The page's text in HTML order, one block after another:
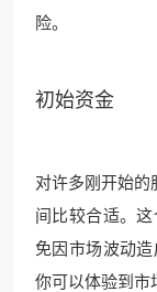
险。
初始资金
对许多刚开始的
间比较合适。
免因市场波动造
你可以体验到市